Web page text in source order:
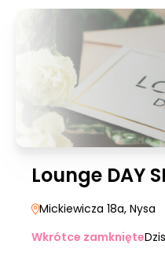
Lounge DAY
Mickiewicza 18a, Nysa
Wkrótce zamknięte